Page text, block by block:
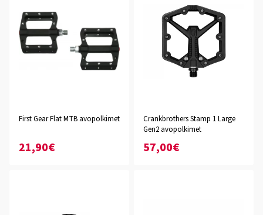
First Gear Flat MTB avopolkimet
21,90€
Crankbrothers Stamp 1 Large
Gen2 avopolkimet
57,00€